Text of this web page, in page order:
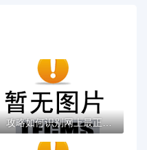
攻略如何识别网上最正规的借款平台？这些细...